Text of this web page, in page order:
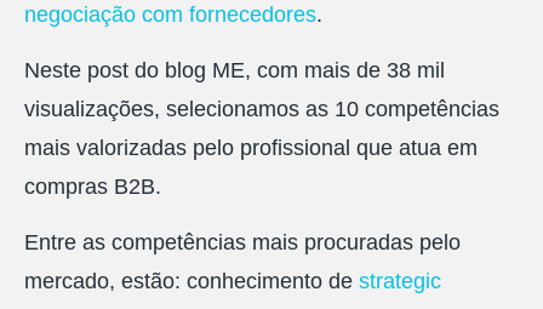
negociação com fornecedores.
Neste post do blog ME, com mais de 38 mil
visualizações, selecionamos as 10 competências
mais valorizadas pelo profissional que atua em
compras B2B.
Entre as competências mais procuradas pelo
mercado, estão: conhecimento de strategic